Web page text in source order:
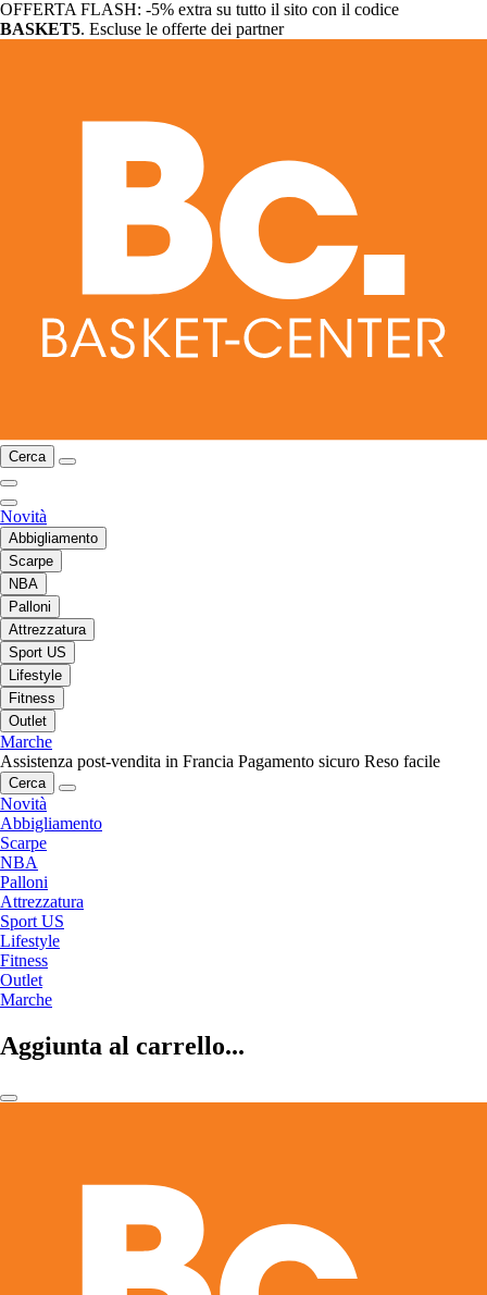
OFFERTA FLASH: -5% extra su tutto il sito con il codice
BASKET5. Escluse le offerte dei partner
Cerca
Novità
Abbigliamento
Scarpe
NBA
Palloni
Attrezzatura
Sport US
Lifestyle
Fitness
Outlet
Marche
Assistenza post-vendita in Francia Pagamento sicuro Reso facile
Cerca
Novità
Abbigliamento
Scarpe
NBA
Palloni
Attrezzatura
Sport US
Lifestyle
Fitness
Outlet
Marche
Aggiunta al carrello...